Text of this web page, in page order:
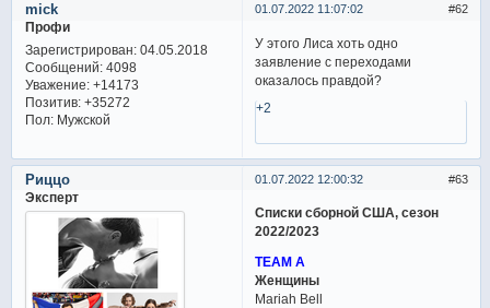
62
01.07.2022 11:07:02
mick
Профи
Зарегистрирован: 04.05.2018
Сообщений:4098
Уважение: +14173
Позитив: +35272
Пол:Мужской
У этого Лиса хоть одно
заявление с переходами
оказалось правдой?
+2
63
01.07.2022 12:00:32
Риццо
Эксперт
Списки сборной США, сезон
2022/2023
TEAM A
Женщины
Mariah Bell